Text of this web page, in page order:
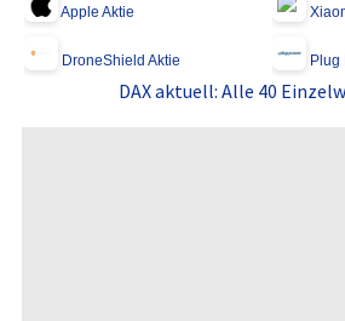
Apple Aktie
DroneShield Aktie Plug
DAX aktuell: Alle 40